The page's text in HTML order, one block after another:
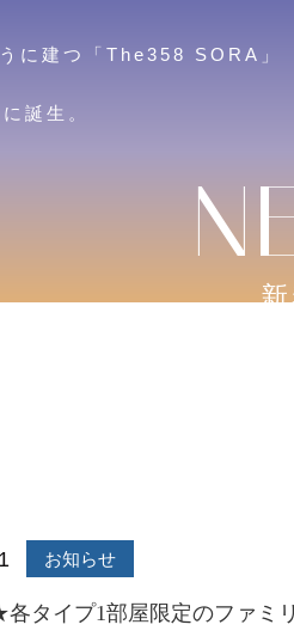
に建つ「The358 SORA」
誕生。
お知らせ
タイプ1部屋限定のファミ